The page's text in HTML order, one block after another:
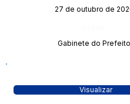
27 de outubro de
Gabinete do Prefeito
Visualizar